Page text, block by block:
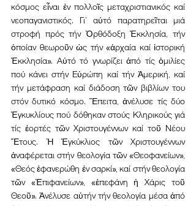
κόσμος εἶναι ἐν πολλοῖς μεταχριστιανικός καί
νεοπαγανιστικός. Γι’ αὐτό παρατηρεῖται μιά
στροφή πρός τήν Ὀρθόδοξη Ἐκκλησία, τήν
ὁποίαν θεωροῦν ὡς τήν «ἀρχαία καί ἱστορική
Ἐκκλησία». Αὐτό τό γνωρίζει ἀπό τίς ὁμιλίες
πού κάνει στήν Εὐρώπη καί τήν Ἀμερική, καί
τήν μετάφραση καί διάδοση τῶν βιβλίων του
στόν δυτικό κόσμο. Ἔπειτα, ἀνέλυσε τίς δύο
Ἐγκυκλίους πού δόθηκαν στούς Κληρικούς γιά
τίς ἑορτές τῶν Χριστουγέννων καί τοῦ Νέου
Ἔτους. Ἡ Ἐγκύκλιος τῶν Χριστουγέννων
ἀναφέρεται στήν θεολογία τῶν «Θεοφανείων»,
«Θεός ἐφανερώθη ἐν σαρκί», καί στήν θεολογία
τῶν «Ἐπιφανείων», «ἐπεφάνη ἡ Χάρις τοῦ
Θεοῦ». Ἀνέλυσε αὐτήν τήν θεολογία μέσα ἀπό